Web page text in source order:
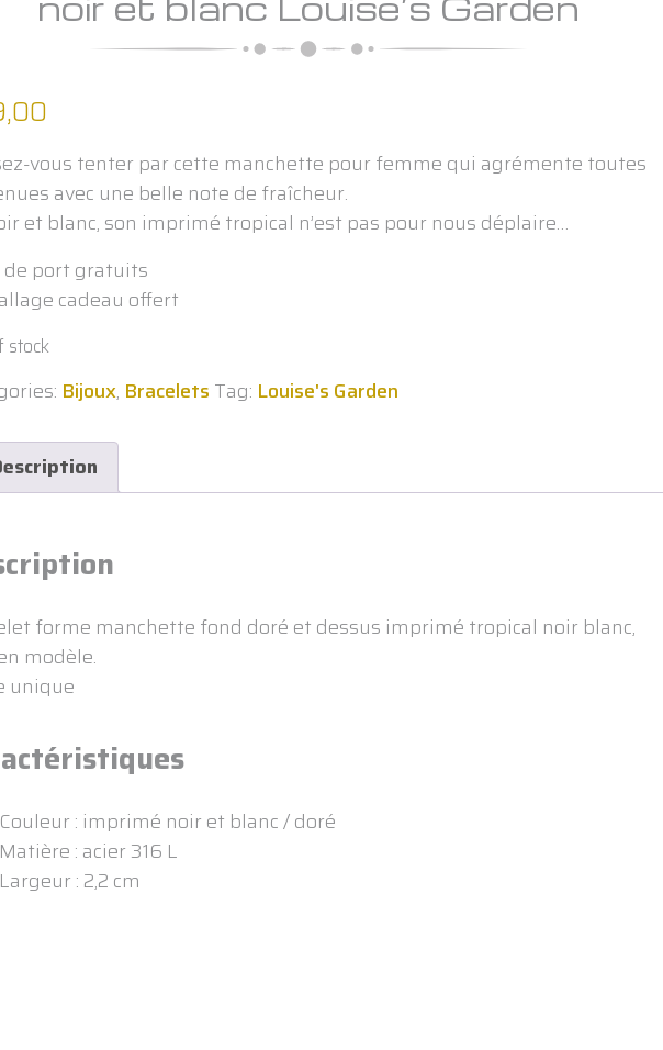
vous tenter par cette manchette pour femme qui agrémente toutes
avec une belle note de fraîcheur.
et blanc, son imprimé tropical n’est pas pour nous déplaire…
de port gratuits
cadeau offert
stock
Bijoux, Bracelets Tag: Louise's Garden
forme manchette fond doré et dessus imprimé tropical noir blanc,
modèle.
unique
Couleur : imprimé noir et blanc / doré
Matière : acier 316 L
Largeur : 2,2 cm